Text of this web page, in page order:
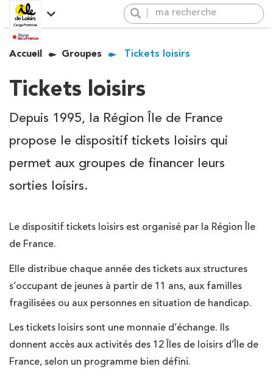
Cergy Pontoise
Activités
Venir à l’île de loisirs
Hébergement &
Restauration
Activités populaires
Activités
Groupes
Hébergement & Restauration
Salles
Accueil Groupes Tickets loisirs
Tickets loisirs
Depuis 1995, la Région Île de France
propose le dispositif tickets loisirs qui
permet aux groupes de financer leurs
sorties loisirs.
Le dispositif tickets loisirs est organisé par la Région Île
de France.
Elle distribue chaque année des tickets aux structures
s’occupant de jeunes à partir de 11 ans, aux familles
fragilisées ou aux personnes en situation de handicap.
Les tickets loisirs sont une monnaie d’échange. Ils
donnent accès aux activités des 12 Îles de loisirs d’Île de
France, selon un programme bien défini.
−
Panneau de gestion des cookies